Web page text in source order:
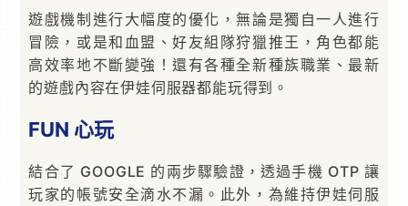
遊戲機制進行大幅度的優化，無論是獨自一人進行
冒險，或是和血盟、好友組隊狩獵推王，角色都能
高效率地不斷變強！還有各種全新種族職業、最新
的遊戲內容在伊娃伺服器都能玩得到。
FUN 心玩
結合了 GOOGLE 的兩步驟驗證，透過手機 OTP 讓
玩家的帳號安全滴水不漏。此外，為維持伊娃伺服